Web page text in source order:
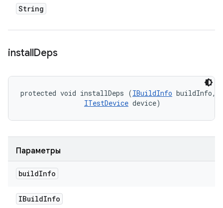
String
installDeps
protected void installDeps (IBuildInfo buildInfo,
ITestDevice device)
Параметры
buildInfo
IBuildInfo